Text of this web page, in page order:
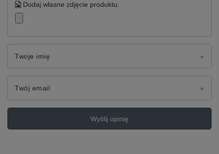
Dodaj własne zdjęcie produktu:
Twoje imię
Twój email
Wyślij opinię